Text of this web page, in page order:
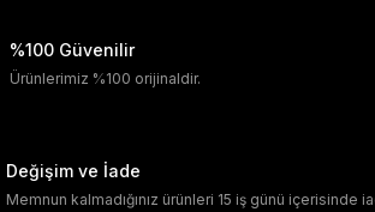
%100 Güvenilir
Ürünlerimiz %100 orijinaldir.
Değişim ve İade
Memnun kalmadığınız ürünleri 15 iş günü içerisinde